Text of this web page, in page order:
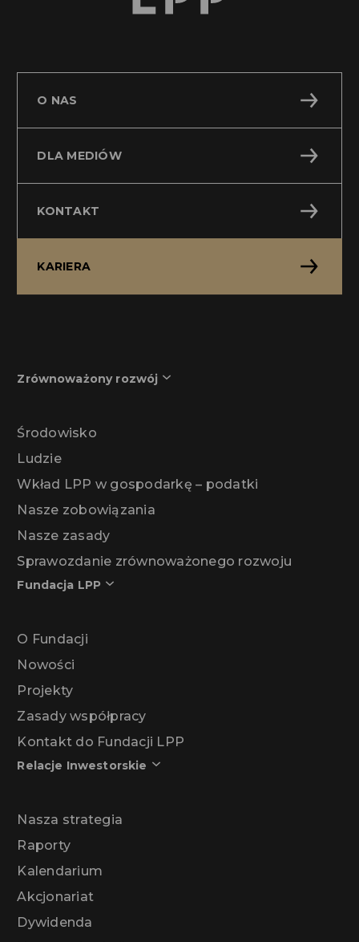
O NAS
DLA MEDIÓW
KONTAKT
KARIERA
Zrównoważony rozwój
Środowisko
Ludzie
Wkład LPP w gospodarkę – podatki
Nasze zobowiązania
Nasze zasady
Sprawozdanie zrównoważonego rozwoju
Fundacja LPP
O Fundacji
Nowości
Projekty
Zasady współpracy
Kontakt do Fundacji LPP
Relacje Inwestorskie
Nasza strategia
Raporty
Kalendarium
Akcjonariat
Dywidenda